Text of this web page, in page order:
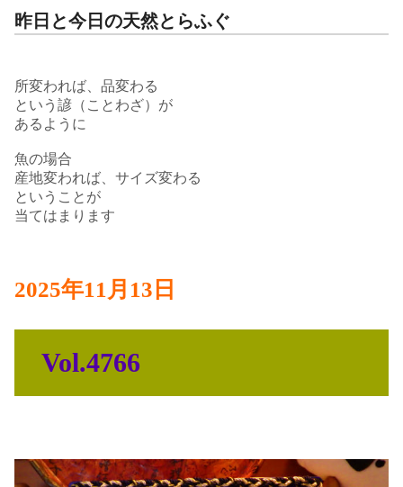
昨日と今日の天然とらふぐ
所変われば、品変わる
という諺（ことわざ）が
あるように
魚の場合
産地変われば、サイズ変わる
ということが
当てはまります
2025年11月13日
Vol.4766